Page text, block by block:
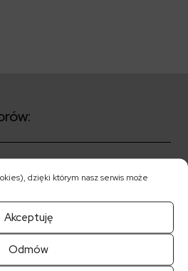
dzięki którym nasz serwis może
Akceptuję
Odmów